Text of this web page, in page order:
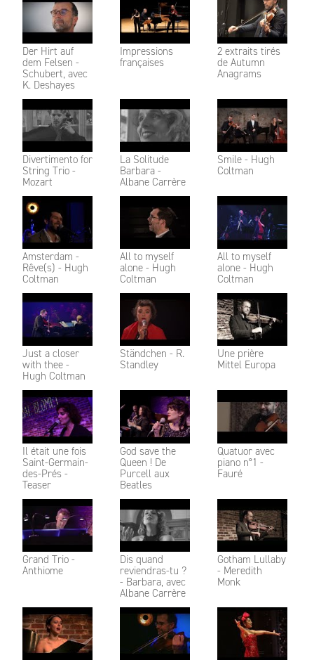
Der Hirt auf
dem Felsen -
Schubert, avec
K. Deshayes
Impressions
françaises
2 extraits tirés
de Autumn
Anagrams
Divertimento for
String Trio -
Mozart
La Solitude
Barbara -
Albane Carrère
Smile - Hugh
Coltman
Amsterdam -
Rêve(s) - Hugh
Coltman
All to myself
alone - Hugh
Coltman
All to myself
alone - Hugh
Coltman
Just a closer
with thee -
Hugh Coltman
Ständchen - R.
Standley
Une prière
Mittel Europa
Il était une fois
Saint-Germain-
des-Prés -
Teaser
God save the
Queen ! De
Purcell aux
Beatles
Quatuor avec
piano n°1 -
Fauré
Grand Trio -
Anthiome
Dis quand
reviendras-tu ?
- Barbara, avec
Albane Carrère
Gotham Lullaby
- Meredith
Monk